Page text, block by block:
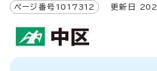
ページ番号 1017312 更新日